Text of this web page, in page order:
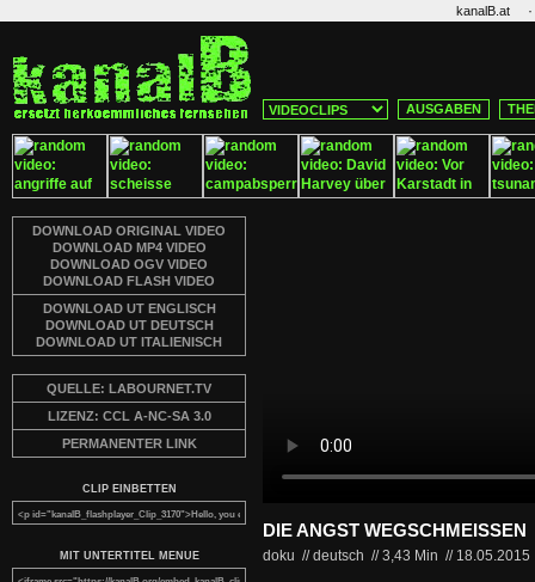
kanalB.at ·
AUSGABEN
DOWNLOAD ORIGINAL VIDEO
DOWNLOAD MP4 VIDEO
DOWNLOAD OGV VIDEO
DOWNLOAD FLASH VIDEO
DOWNLOAD UT ENGLISCH
DOWNLOAD UT DEUTSCH
DOWNLOAD UT ITALIENISCH
QUELLE: LABOURNET.TV
LIZENZ: CCL A-NC-SA 3.0
PERMANENTER LINK
CLIP EINBETTEN
MIT UNTERTITEL MENUE
DIE ANGST WEGSCHMEISSEN
doku // deutsch //3,43 Min // 18.05.2015